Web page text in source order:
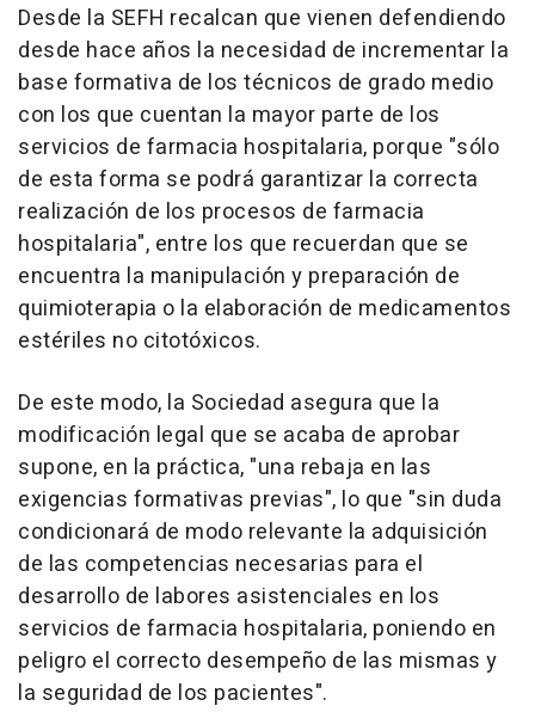
Desde la SEFH recalcan que vienen defendiendo
desde hace años la necesidad de incrementar la
base formativa de los técnicos de grado medio
con los que cuentan la mayor parte de los
servicios de farmacia hospitalaria, porque "sólo
de esta forma se podrá garantizar la correcta
realización de los procesos de farmacia
hospitalaria", entre los que recuerdan que se
encuentra la manipulación y preparación de
quimioterapia o la elaboración de medicamentos
estériles no citotóxicos.
De este modo, la Sociedad asegura que la
modificación legal que se acaba de aprobar
supone, en la práctica, "una rebaja en las
exigencias formativas previas", lo que "sin duda
condicionará de modo relevante la adquisición
de las competencias necesarias para el
desarrollo de labores asistenciales en los
servicios de farmacia hospitalaria, poniendo en
peligro el correcto desempeño de las mismas y
la seguridad de los pacientes".